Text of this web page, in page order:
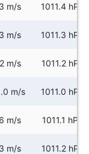
m/s 1011.4 hPa
m/s 1011.3 hPa
m/s 1011.2 hPa
m/s 1011.0 hPa
m/s 1011.1 hPa
m/s 1011.2 hPa